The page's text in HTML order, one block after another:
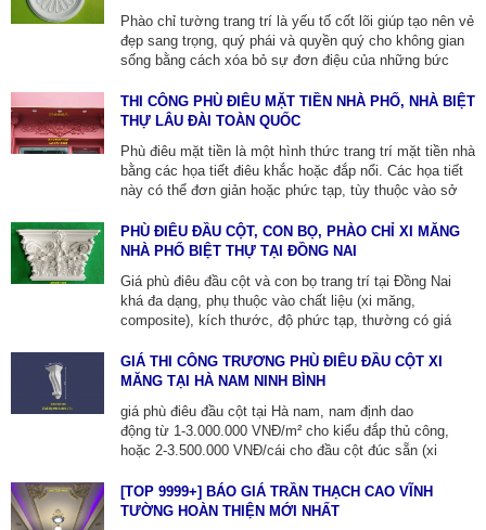
Phào chỉ tường trang trí là yếu tố cốt lõi giúp tạo nên vẻ
đẹp sang trọng, quý phái và quyền quý cho không gian
sống bằng cách xóa bỏ sự đơn điệu của những bức
tân cổ điển đẹp mắt, xu hướng mới nhất được phân
chia theo chất liệu và mẫu mã để bạn dễ dàng chọn lựa
THI CÔNG PHÙ ĐIÊU MẶT TIỀN NHÀ PHỐ, NHÀ BIỆT
THỰ LÂU ĐÀI TOÀN QUỐC
Phù điêu mặt tiền là một hình thức trang trí mặt tiền nhà
bằng các họa tiết điêu khắc hoặc đắp nổi. Các họa tiết
này có thể đơn giản hoặc phức tạp, tùy thuộc vào sở
thi công phù điêu trang trí tại TP.HCM, bạn có thể liên
hệ THẠCH CAO QUỐC THÀNH
PHÙ ĐIÊU ĐẦU CỘT, CON BỌ, PHÀO CHỈ XI MĂNG
NHÀ PHỐ BIỆT THỰ TẠI ĐỒNG NAI
Giá phù điêu đầu cột và con bọ trang trí tại Đồng Nai
khá đa dạng, phụ thuộc vào chất liệu (xi măng,
composite), kích thước, độ phức tạp, thường có giá
VNĐ/bộ (xi măng), còn con bọ trang trí thường được
tính theo kích thước và mẫu mã, với đơn vị thi công
ZALO: 0913805771
GIÁ THI CÔNG TRƯƠNG PHÙ ĐIÊU ĐẦU CỘT XI
MĂNG TẠI HÀ NAM NINH BÌNH
giá phù điêu đầu cột tại Hà nam, nam định dao
động từ 1-3.000.000 VNĐ/m² cho kiểu đắp thủ công,
hoặc 2-3.500.000 VNĐ/cái cho đầu cột đúc sẵn (xi
việc đắp trực tiếp hay dùng sản phẩm đúc sẵn. Để tìm
nhà thầu thi công phù điêu bạn nên liên hệ với đơn vị
[TOP 9999+] BÁO GIÁ TRẦN THẠCH CAO VĨNH
TƯỜNG HOÀN THIỆN MỚI NHẤT